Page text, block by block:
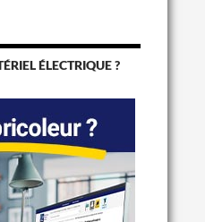
ÉLECTRIQUE ?